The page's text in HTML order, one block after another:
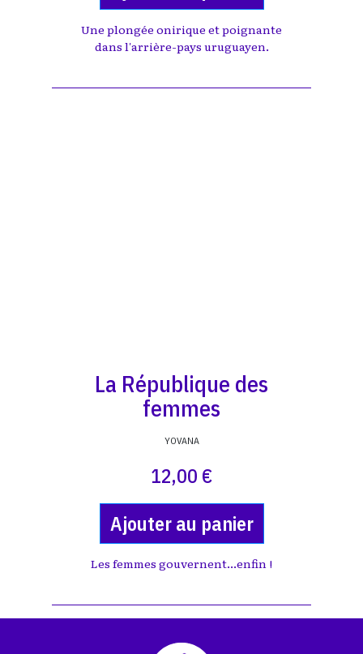
Une plongée onirique et poignante
dans l'arrière-pays uruguayen.
La République des
femmes
YOVANA
12,00 €
Ajouter au panier
Les femmes gouvernent...enfin !